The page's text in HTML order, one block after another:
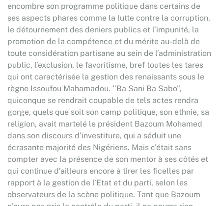
encombre son programme politique dans certains de
ses aspects phares comme la lutte contre la corruption,
le détournement des deniers publics et l’impunité, la
promotion de la compétence et du mérite au-delà de
toute considération partisane au sein de l’administration
public, l’exclusion, le favoritisme, bref toutes les tares
qui ont caractérisée la gestion des renaissants sous le
règne Issoufou Mahamadou. ‘’Ba Sani Ba Sabo’’,
quiconque se rendrait coupable de tels actes rendra
gorge, quels que soit son camp politique, son ethnie, sa
religion, avait martelé le président Bazoum Mohamed
dans son discours d’investiture, qui a séduit une
écrasante majorité des Nigériens. Mais c’était sans
compter avec la présence de son mentor à ses côtés et
qui continue d’ailleurs encore à tirer les ficelles par
rapport à la gestion de l’Etat et du parti, selon les
observateurs de la scène politique. Tant que Bazoum